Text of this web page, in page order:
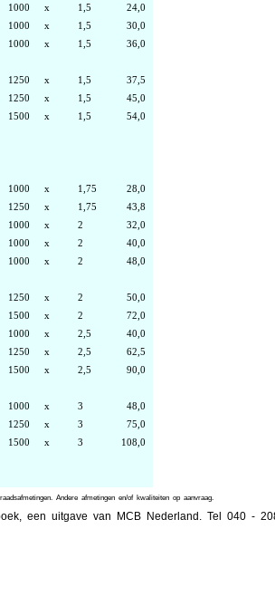
1000 x 1,5
24,0
1000 x 1,5
30,0
1000 x 1,5 36,0
1250 x 1,5
37,5
1250 x 1,5
45,0
1500 x 1,5 54,0
1000 x 1,75
28,0
1250 x 1,75
43,8
1000 x 2
32,0
1000 x 2
40,0
1000 x 2 48,0
1250 x 2
50,0
1500 x 2
72,0
1000 x 2,5
40,0
1250 x 2,5
62,5
1500 x 2,5 90,0
1000 x 3
48,0
1250 x 3
75,0
1500 x 3 108,0
Andere afmetingen en/of kwaliteiten op aanvraag.
een uitgave van MCB Nederland. Tel 040 -